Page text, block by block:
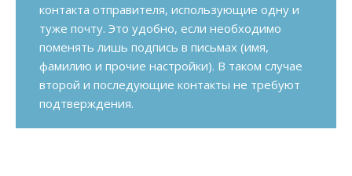
контакта отправителя, использующие одну и
туже почту. Это удобно, если необходимо
поменять лишь подпись в письмах (имя,
фамилию и прочие настройки). В таком случае
второй и последующие контакты не требуют
подтверждения.